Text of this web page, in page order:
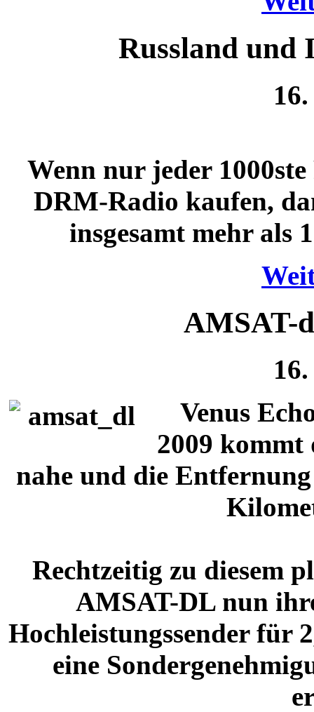
Russland und
Wenn nur jeder
DRM-Radio kaufen,
insgesamt mehr als
AMSAT-
Venus
2009 kommt
nahe und die
Rechtzeitig zu diesem
AMSAT-DL nun
Hochleistungssender für
eine